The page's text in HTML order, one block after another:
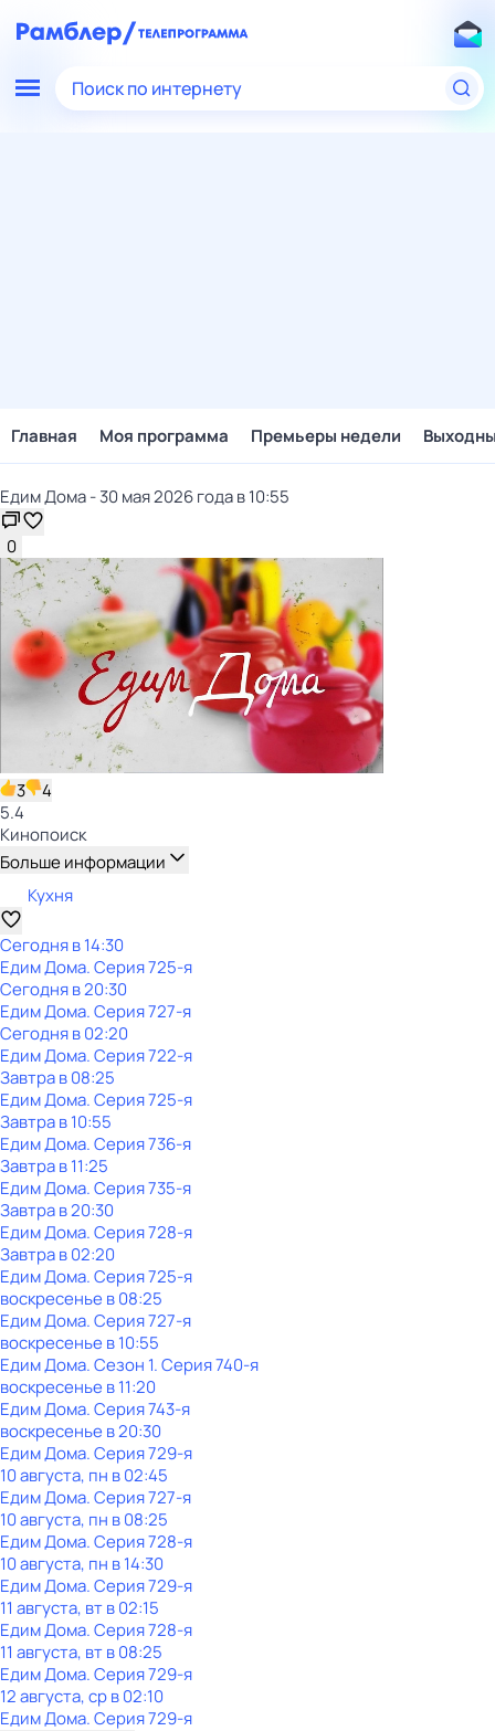
Поиск по интернету
Главная Моя программа Премьеры недели
Едим Дома - 30 мая 2026 года в 10:55
0
3
4
5.4
Кинопоиск
Больше информации
Кухня
Сегодня в 14:30
Едим Дома. Серия 725-я
Сегодня в 20:30
Едим Дома. Серия 727-я
Сегодня в 02:20
Едим Дома. Серия 722-я
Завтра в 08:25
Едим Дома. Серия 725-я
Завтра в 10:55
Едим Дома. Серия 736-я
Завтра в 11:25
Едим Дома. Серия 735-я
Завтра в 20:30
Едим Дома. Серия 728-я
Завтра в 02:20
Едим Дома. Серия 725-я
воскресенье в08:25
Едим Дома. Серия 727-я
воскресенье в10:55
Едим Дома. Сезон 1. Серия 740-я
воскресенье в11:20
Едим Дома. Серия 743-я
воскресенье в20:30
Едим Дома. Серия 729-я
10 августа, пн в 02:45
Едим Дома. Серия 727-я
10 августа, пн в 08:25
Едим Дома. Серия 728-я
10 августа, пн в 14:30
Едим Дома. Серия 729-я
11 августа, вт в 02:15
Едим Дома. Серия 728-я
11 августа, вт в 08:25
Едим Дома. Серия 729-я
12 августа, ср в 02:10
Едим Дома. Серия 729-я